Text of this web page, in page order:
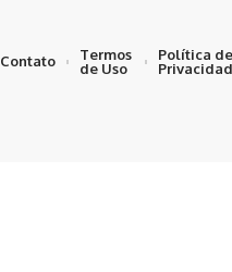
Contato
Termos
de Uso
Política